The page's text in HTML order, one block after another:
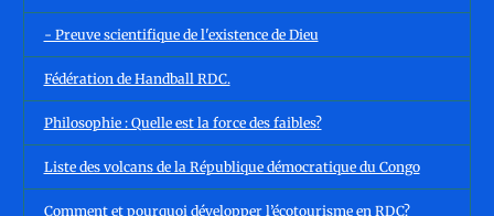
- Preuve scientifique de l'existence de Dieu
Fédération de Handball RDC.
Philosophie : Quelle est la force des faibles?
Liste des volcans de la République démocratique du Congo
Comment et pourquoi développer l’écotourisme en RDC?